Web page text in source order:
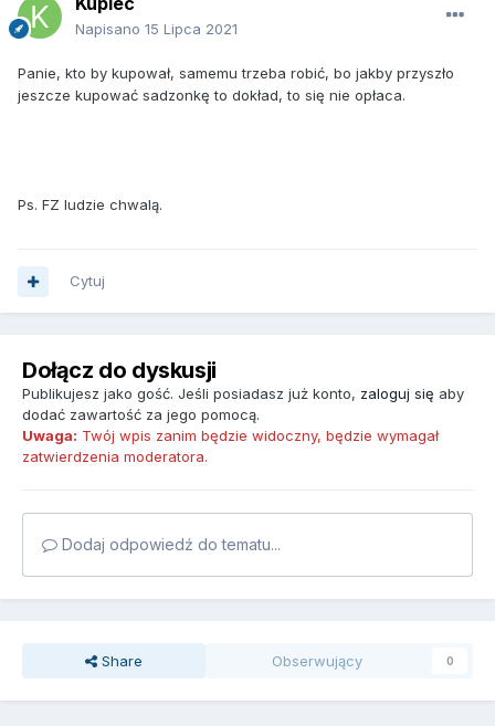
Napisano 15 Lipca 2021
Panie, kto by kupował, samemu trzeba robić, bo jakby przyszło
jeszcze kupować sadzonkę to dokład, to się nie opłaca.
Ps. FZ ludzie chwalą.
Cytuj
Dołącz do dyskusji
Publikujesz jako gość. Jeśli posiadasz już konto, zaloguj się aby
dodać zawartość za jego pomocą.
Uwaga: Twój wpis zanim będzie widoczny, będzie wymagał
zatwierdzenia moderatora.
Dodaj odpowiedź do tematu...
Share Obserwujący 0